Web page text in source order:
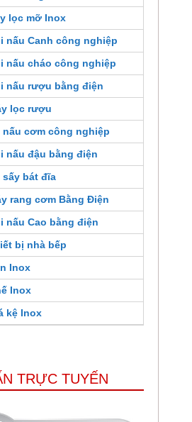
lọc mỡ Inox
nấu Canh công nghiệp
nấu cháo công nghiệp
nấu rượu bằng điện
lọc rượu
nấu cơm công nghiệp
nấu đậu bằng điện
sấy bát đĩa
rang cơm Bằng Điện
nấu Cao bằng điện
bị nhà bếp
Inox
Inox
kệ Inox
TRỰC TUYẾN